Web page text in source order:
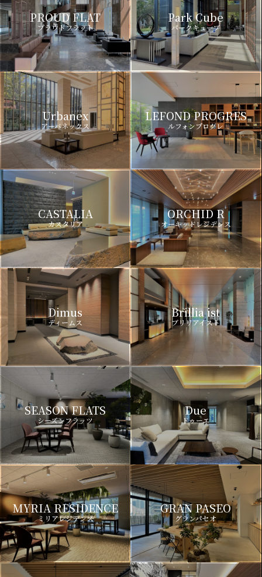
PROUD FLAT
プラウドフラット
Park Cube
パークキューブ
Urbanex
アーバネックス
LEFOND PROGRES
ルフォンプログレ
CASTALIA
カスタリア
ORCHID R
オーキッドレジデンス
Dimus
ディームス
Brillia ist
ブリリアイスト
SEASON FLATS
シーズンフラッツ
Due
ドゥーエ
MYRIA RESIDENCE
ミリアレジデンス
GRAN PASEO
グランパセオ